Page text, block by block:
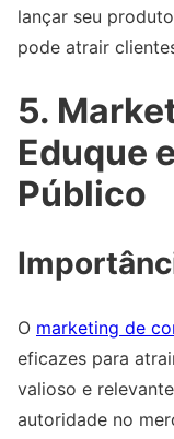
lançar seu
pode atrair
5.
Eduque
Público
O marketing de
eficazes para
valioso e
autoridade no